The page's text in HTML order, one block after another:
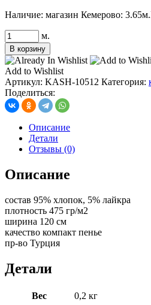
Наличие: магазин Кемерово: 3.65м.
Количество
товара
кашкорсе
с
лайкрой
450-
480
гр/
крем
(10483)
м.
В корзину
Add to Wishlist
Артикул: KASH-10512 Категория:
Поделиться:
Описание
Детали
Отзывы (0)
Описание
состав 95% хлопок, 5% лайкра
плотность 475 гр/м2
ширина 120 см
качество компакт пенье
пр-во Турция
Детали
Вес 0,2 кг